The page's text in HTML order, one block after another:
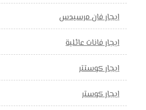
ايجار فان مرسيدس
ايجار فانات عائلية
ايجار كوستتر
ايجار كوستر